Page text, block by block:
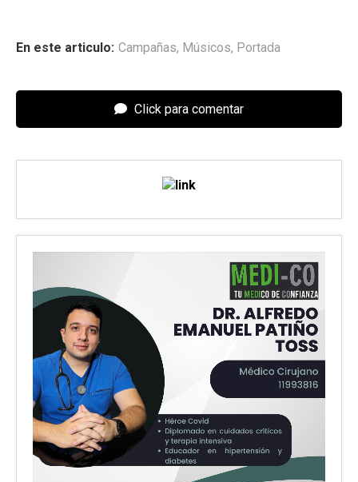
En este articulo: Campañas, Músicos, Portada
Click para comentar